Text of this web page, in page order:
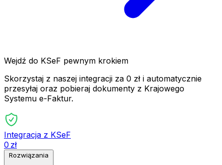
Wejdź do KSeF pewnym krokiem
Skorzystaj z naszej integracji za 0 zł i automatycznie
przesyłaj oraz pobieraj dokumenty z Krajowego
Systemu e-Faktur.
Integracja z KSeF
0 zł